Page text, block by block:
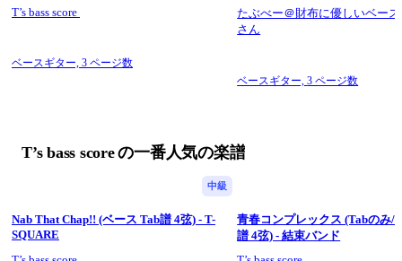
T’s bass score
ベースギター, 3 ページ数
たぶべー＠財布に優しいベー
さん
ベースギター,3 ページ数
T’s bass score の一番人気の楽譜
中級
Nab That Chap!! (ベース Tab譜 4弦) - T-
SQUARE
青春コンプレックス (Tabのみ/
譜 4弦) - 結束バンド